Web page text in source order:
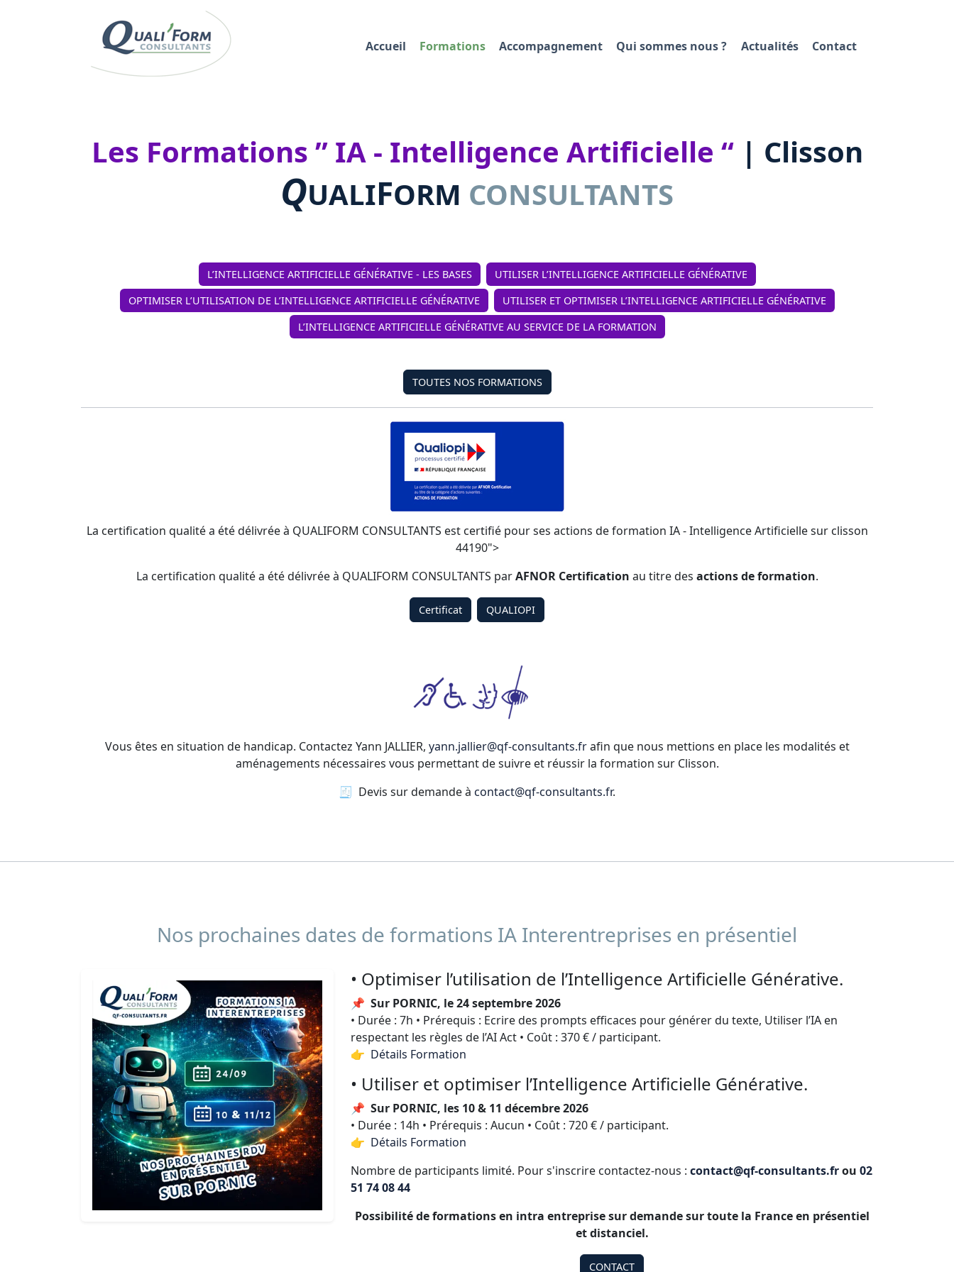
Accueil Formations Accompagnement Qui sommes nous ? Actualités Contact
Les Formations ” IA - Intelligence Artificielle “| Clisson
QUALIFORM CONSULTANTS
L’INTELLIGENCE ARTIFICIELLE GÉNÉRATIVE - LES BASES
UTILISER L’INTELLIGENCE ARTIFICIELLE GÉNÉRATIVE
OPTIMISER L’UTILISATION DE L’INTELLIGENCE ARTIFICIELLE GÉNÉRATIVE
UTILISER ET OPTIMISER L’INTELLIGENCE ARTIFICIELLE GÉNÉRATIVE
L’INTELLIGENCE ARTIFICIELLE GÉNÉRATIVE AU SERVICE DE LA FORMATION
TOUTES NOS FORMATIONS
La certification qualité a été délivrée à QUALIFORM CONSULTANTS est certifié pour ses actions de formation IA - Intelligence Artificielle sur clisson
44190">
La certification qualité a été délivrée à QUALIFORM CONSULTANTS parAFNOR Certification au titre des actions de formation.
Certificat QUALIOPI
Vous êtes en situation de handicap. Contactez Yann JALLIER, yann.jallier@qf-consultants.frafin que nous mettions en place les modalités et
aménagements nécessaires vous permettant de suivre et réussir la formation sur Clisson.
🧾 Devis sur demande à contact@qf-consultants.fr.
Nos prochaines dates de formations IA Interentreprises en présentiel
• Optimiser l’utilisation de l’Intelligence Artificielle Générative.
📌 Sur PORNIC, le 24 septembre 2026
• Durée : 7h • Prérequis : Ecrire des prompts efficaces pour générer du texte, Utiliser l’IA en
respectant les règles de l’AI Act • Coût : 370 € / participant.
👉 Détails Formation
• Utiliser et optimiser l’Intelligence Artificielle Générative.
📌 Sur PORNIC, les 10 & 11 décembre 2026
• Durée : 14h • Prérequis : Aucun • Coût : 720 € / participant.
👉 Détails Formation
Nombre de participants limité. Pour s'inscrire contactez-nous : contact@qf-consultants.frou 02
51 74 08 44
Possibilité de formations en intra entreprise sur demande sur toute la France en présentiel
et distanciel.
CONTACT